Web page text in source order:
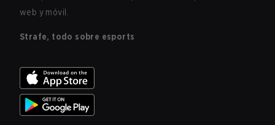
web y móvil.
Strafe, todo sobre esports